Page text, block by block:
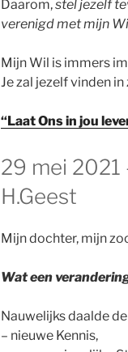
Daarom,stel jezelf
verenigd met mijn
Mijn Wil is immers
Je zal jezelf vinden
“Laat Ons in jou
OP
29 mei 2021
H.Geest
Mijn dochter, mijn
Wat een
Nauwelijks daalde
– nieuwe Kennis,